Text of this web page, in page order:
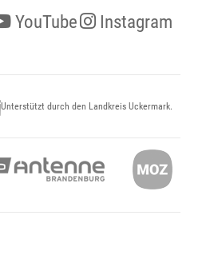
YouTube Instagram
Unterstützt durch den Landkreis Uckermark.